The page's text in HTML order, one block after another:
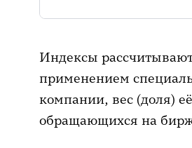
Индексы
применением
компании, вес (доля)
обращающихся на